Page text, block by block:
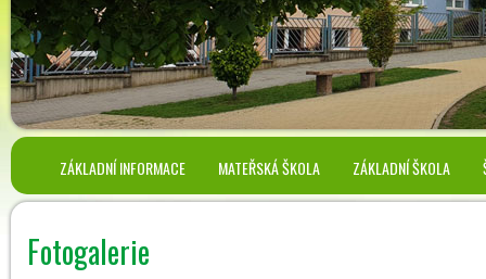
ZÁKLADNÍ INFORMACE MATEŘSKÁ ŠKOLA ZÁKLADNÍ ŠKOLA
Fotogalerie